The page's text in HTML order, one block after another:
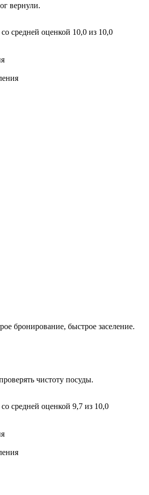
вернули.
средней оценкой 10,0 из 10,0
бронирование, быстрое заселение.
чистоту посуды.
средней оценкой 9,7 из 10,0